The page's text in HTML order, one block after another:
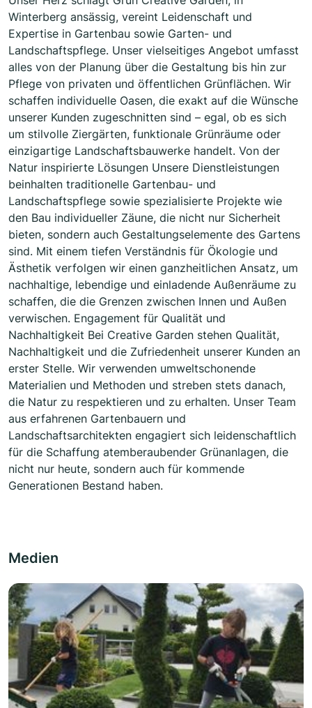
Winterberg ansässig, vereint Leidenschaft und
Expertise in Gartenbau sowie Garten- und
Landschaftspflege. Unser vielseitiges Angebot umfasst
alles von der Planung über die Gestaltung bis hin zur
Pflege von privaten und öffentlichen Grünflächen. Wir
schaffen individuelle Oasen, die exakt auf die Wünsche
unserer Kunden zugeschnitten sind – egal, ob es sich
um stilvolle Ziergärten, funktionale Grünräume oder
einzigartige Landschaftsbauwerke handelt. Von der
Natur inspirierte Lösungen Unsere Dienstleistungen
beinhalten traditionelle Gartenbau- und
Landschaftspflege sowie spezialisierte Projekte wie
den Bau individueller Zäune, die nicht nur Sicherheit
bieten, sondern auch Gestaltungselemente des Gartens
sind. Mit einem tiefen Verständnis für Ökologie und
Ästhetik verfolgen wir einen ganzheitlichen Ansatz, um
nachhaltige, lebendige und einladende Außenräume zu
schaffen, die die Grenzen zwischen Innen und Außen
verwischen. Engagement für Qualität und
Nachhaltigkeit Bei Creative Garden stehen Qualität,
Nachhaltigkeit und die Zufriedenheit unserer Kunden an
erster Stelle. Wir verwenden umweltschonende
Materialien und Methoden und streben stets danach,
die Natur zu respektieren und zu erhalten. Unser Team
aus erfahrenen Gartenbauern und
Landschaftsarchitekten engagiert sich leidenschaftlich
für die Schaffung atemberaubender Grünanlagen, die
nicht nur heute, sondern auch für kommende
Generationen Bestand haben.
Medien